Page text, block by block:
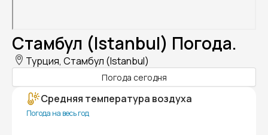
Стамбул (Istanbul) Погода.
Турция, Стамбул (Istanbul)
Погода сегодня
Средняя температура воздуха
Погода на весь год